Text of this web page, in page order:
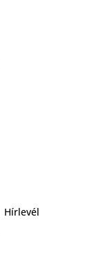
Hírlevél